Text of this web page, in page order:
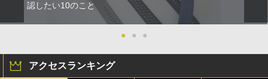
認したい10のこと
● ● ●
アクセスランキング